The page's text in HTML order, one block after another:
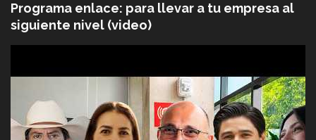
Programa enlace: para llevar a tu empresa al
siguiente nivel (video)